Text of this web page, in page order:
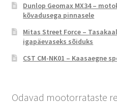
Dunlop Geomax MX34 –
kõvadusega pinnasele
Mitas Street Force –
igapäevaseks sõiduks
CST CM-NK01 – Kaasaegne
Odavad mootorrataste